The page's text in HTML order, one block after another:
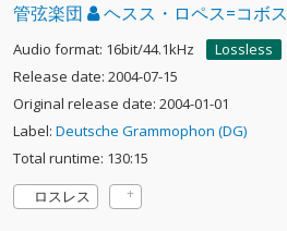
管弦楽団
ヘスス・ロペス=コボス
Audio format: 16bit/44.1kHz
Lossless
Release date: 2004-07-15
Original release date: 2004-01-01
Label: Deutsche Grammophon (DG)
Total runtime: 130:15
ロスレス